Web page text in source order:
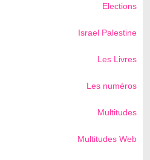
Elections
Israel Palestine
Les Livres
Les numéros
Multitudes
Multitudes Web